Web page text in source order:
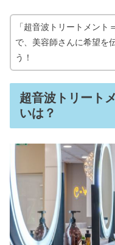
「超音波トリートメント
で、美容師さんに希望を
う！
超音波トリート
いは？